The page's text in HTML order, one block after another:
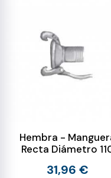
Hembra -
Recta Diámetro
31,96 €